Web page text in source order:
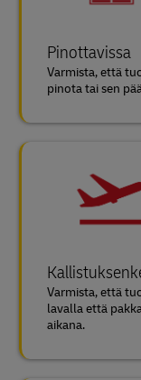
Pinottavissa
Varmista, että
pinota tai sen
Varmista, että
lavalla että
aikana.